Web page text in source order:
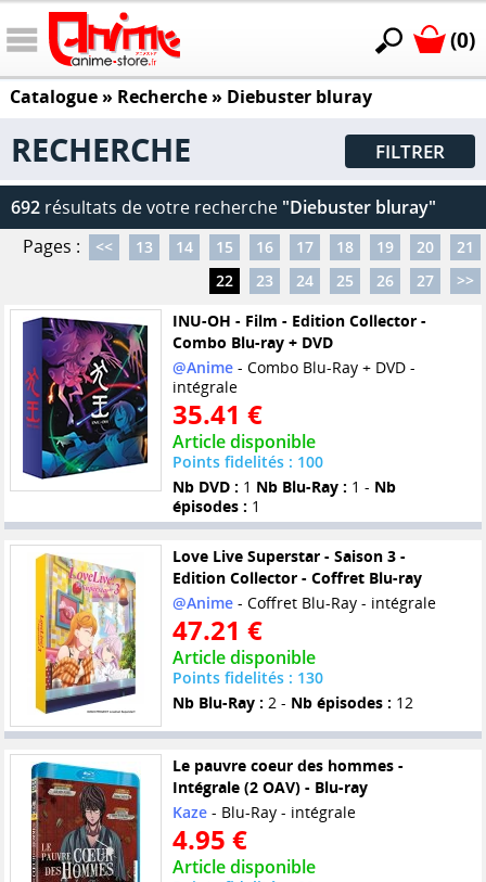
(0)
Catalogue» Recherche » Diebuster bluray
RECHERCHE FILTRER
692 résultats de votre recherche "Diebuster bluray"
Pages :
<< 13 14 15 16 17 18 19 20
21
22
23 24 25 26 27
>>
INU-OH - Film - Edition Collector -
Combo Blu-ray + DVD
@Anime- Combo Blu-Ray + DVD -
intégrale
35.41 €
Article disponible
Points fidelités : 100
Nb DVD : 1 Nb Blu-Ray : 1 - Nb
épisodes : 1
Love Live Superstar - Saison 3 -
Edition Collector - Coffret Blu-ray
@Anime- Coffret Blu-Ray - intégrale
47.21 €
Article disponible
Points fidelités : 130
Nb Blu-Ray : 2 - Nb épisodes : 12
Le pauvre coeur des hommes -
Intégrale (2 OAV) - Blu-ray
Kaze- Blu-Ray - intégrale
4.95 €
Article disponible